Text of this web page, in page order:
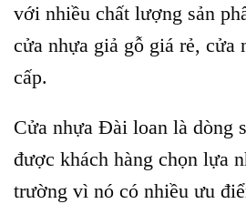
với nhiều chất lượng sản
cửa nhựa giả gỗ giá rẻ, cửa
cấp.
Cửa nhựa Đài loan là dòng
được khách hàng chọn lựa
trường vì nó có nhiều ưu